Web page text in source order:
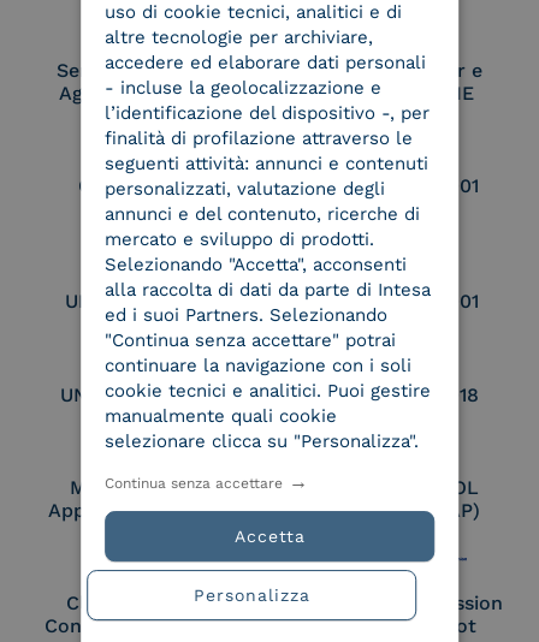
Service Provider e
Aggregatore SPID
Service Provider e
Aggregatore CIE
Conservatore
qualificato
UNI EN ISO 37001
UNI EN ISO 9001 UNI EN ISO 27001
UNI EN ISO 27017 UNI EN ISO 27018
Membro Adobe
Approved Trust List
Certified PEPPOL
Access Point (AP)
Cloud Signature
Consortium Member
European Commission
Large Scale Pilot
uso di cookie tecnici, analitici e di
altre tecnologie per archiviare,
accedere ed elaborare dati personali
- incluse la geolocalizzazione e
l’identificazione del dispositivo -, per
finalità di profilazione attraverso le
seguenti attività: annunci e contenuti
personalizzati, valutazione degli
annunci e del contenuto, ricerche di
mercato e sviluppo di prodotti.
Selezionando "Accetta", acconsenti
alla raccolta di dati da parte di Intesa
ed i suoi Partners. Selezionando
"Continua senza accettare" potrai
continuare la navigazione con i soli
cookie tecnici e analitici. Puoi gestire
manualmente quali cookie
selezionare clicca su "Personalizza".
Accetta
Continua senza accettare
Personalizza